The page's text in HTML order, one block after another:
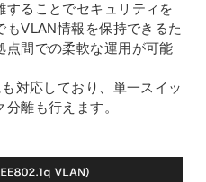
ることでセキュリティを
VLAN情報を保持できるた
点間での柔軟な運用が可能
対応しており、単一スイッ
離も行えます。